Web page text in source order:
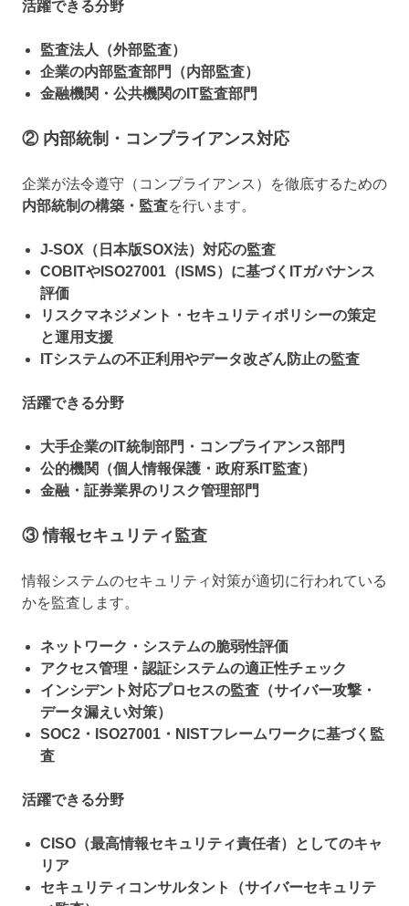
活躍できる分野
監査法人（外部監査）
企業の内部監査部門（内部監査）
金融機関・公共機関のIT監査部門
② 内部統制・コンプライアンス対応
企業が法令遵守（コンプライアンス）を徹底するための
内部統制の構築・監査を行います。
J-SOX（日本版SOX法）対応の監査
COBITやISO27001（ISMS）に基づくITガバナンス
評価
リスクマネジメント・セキュリティポリシーの策定
と運用支援
ITシステムの不正利用やデータ改ざん防止の監査
活躍できる分野
大手企業のIT統制部門・コンプライアンス部門
公的機関（個人情報保護・政府系IT監査）
金融・証券業界のリスク管理部門
③ 情報セキュリティ監査
情報システムのセキュリティ対策が適切に行われている
かを監査します。
ネットワーク・システムの脆弱性評価
アクセス管理・認証システムの適正性チェック
インシデント対応プロセスの監査（サイバー攻撃・
データ漏えい対策）
SOC2・ISO27001・NISTフレームワークに基づく監
査
活躍できる分野
CISO（最高情報セキュリティ責任者）としてのキャ
リア
セキュリティコンサルタント（サイバーセキュリテ